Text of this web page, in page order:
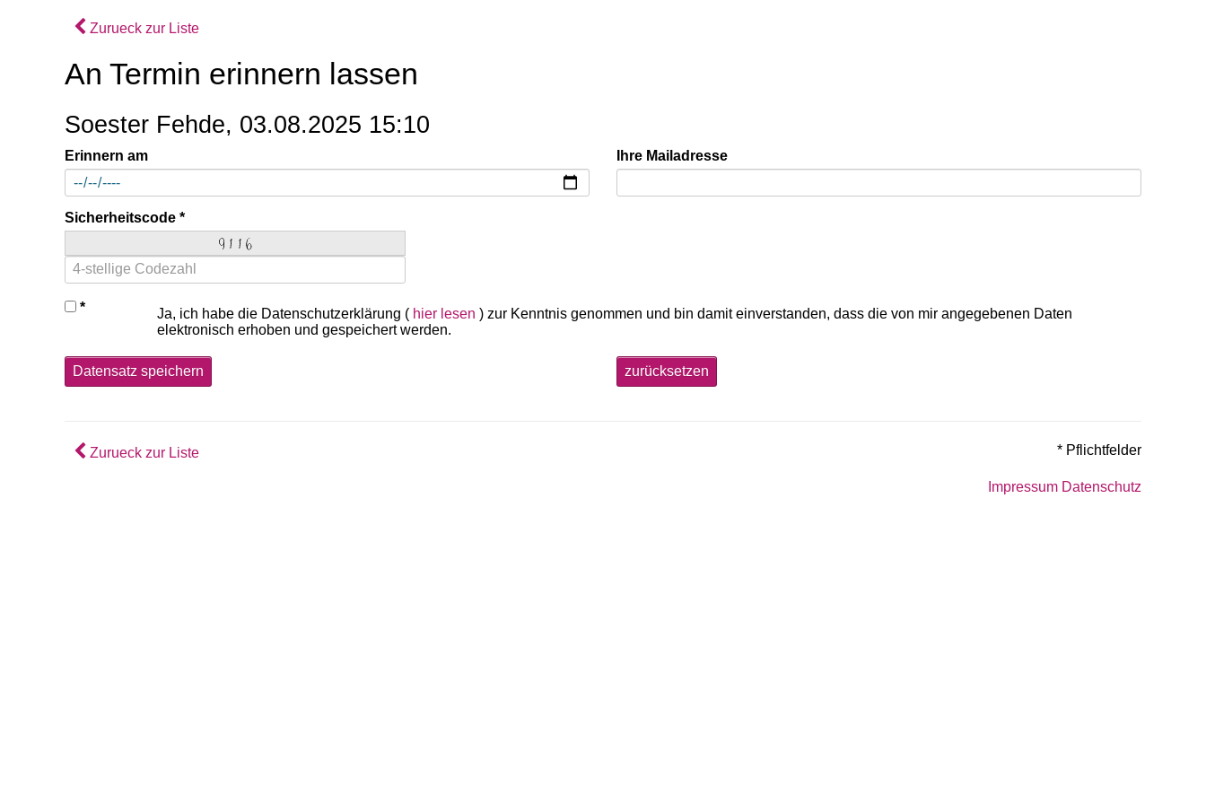
Zurueck zur Liste
An Termin erinnern lassen
Soester Fehde, 03.08.2025 15:10
Erinnern am Ihre Mailadresse
Sicherheitscode
Ja, ich habe die Datenschutzerklärung ( hier lesen ) zur Kenntnis genommen und bin damit einverstanden, dass die von mir angegebenen Daten
elektronisch erhoben und gespeichert werden.
Datensatz speichern zurücksetzen
Zurueck zur Liste * Pflichtfelder
Impressum Datenschutz